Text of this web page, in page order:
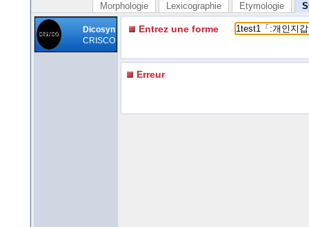
Morphologie Lexicographie Etymologie
Dicosyn
CRISCO
Entrez une forme
Erreur